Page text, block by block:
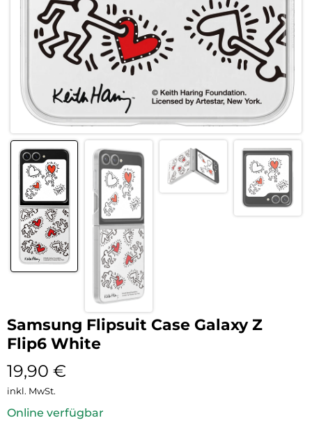
Samsung Flipsuit Case Galaxy Z
Flip6 White
19,90 €
inkl. MwSt.
Online verfügbar